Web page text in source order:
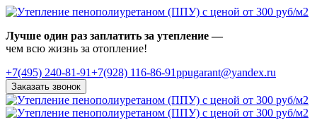
Лучше один раз заплатить за утепление —
чем всю жизнь за отопление!
+7(495) 240-81-91+7(928) 116-86-91ppugarant@yandex.ru
Заказать звонок